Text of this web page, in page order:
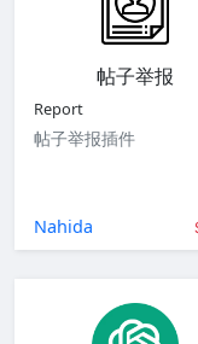
帖子举报
Report
帖子举报插件
Nahida